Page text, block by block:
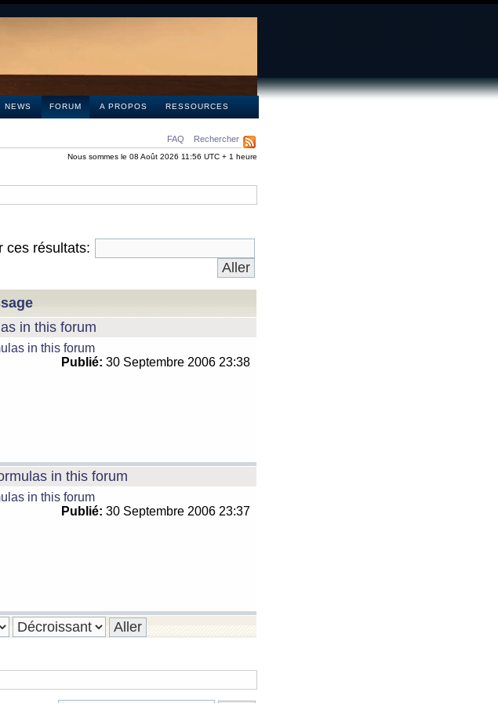
NEWS FORUM A PROPOS RESSOURCES
FAQ Rechercher
Nous sommes le 08 Août 2026 11:56 UTC + 1 heure
ces résultats:
in this forum
in this forum
Publié: 30 Septembre 2006 23:38
in this forum
in this forum
Publié: 30 Septembre 2006 23:37